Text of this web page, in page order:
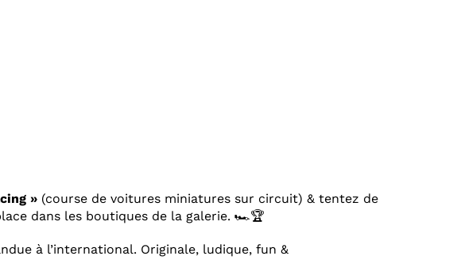
» (course de voitures miniatures sur circuit) & tentez de
dans les boutiques de la galerie. 🏎🏆
à l’international. Originale, ludique, fun &